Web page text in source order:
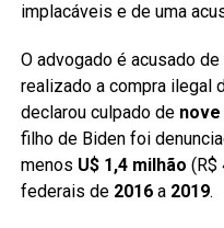
implacáveis e de uma
O advogado é acusado
realizado a compra ilegal
declarou culpado de
filho de Biden foi
menos U$ 1,4 milhão (R$
federais de 2016 a 2019.